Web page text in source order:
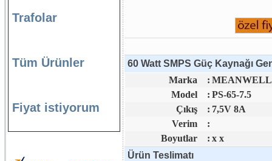
Trafolar
Tüm Ürünler
Fiyat istiyorum
60 Watt SMPS Güç Kaynağı
Marka
: MEANWELL
Model
: PS-65-7.5
Çıkış
: 7,5V 8A
Verim
:
Boyutlar
: x x
Ürün Teslimatı